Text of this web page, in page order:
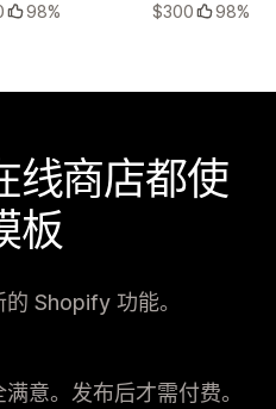
98%
$300
98%
线商店都使
板
Shopify 功能。
意。发布后才需付费。